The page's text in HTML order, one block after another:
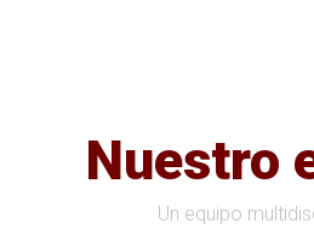
Nuestro
Un equipo